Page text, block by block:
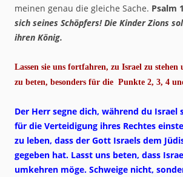
meinen genau die gleiche Sache. Psalm
sich seines Schöpfers! Die Kinder Zions
ihren König.
Lassen sie uns fortfahren, zu Israel zu
zu beten, besonders für die Punkte 2, 3, 4
Der Herr segne dich, während du Israel
für die Verteidigung ihres Rechtes
zu leben, dass der Gott Israels dem
gegeben hat. Lasst uns beten, dass
umkehren möge. Schweige nicht,